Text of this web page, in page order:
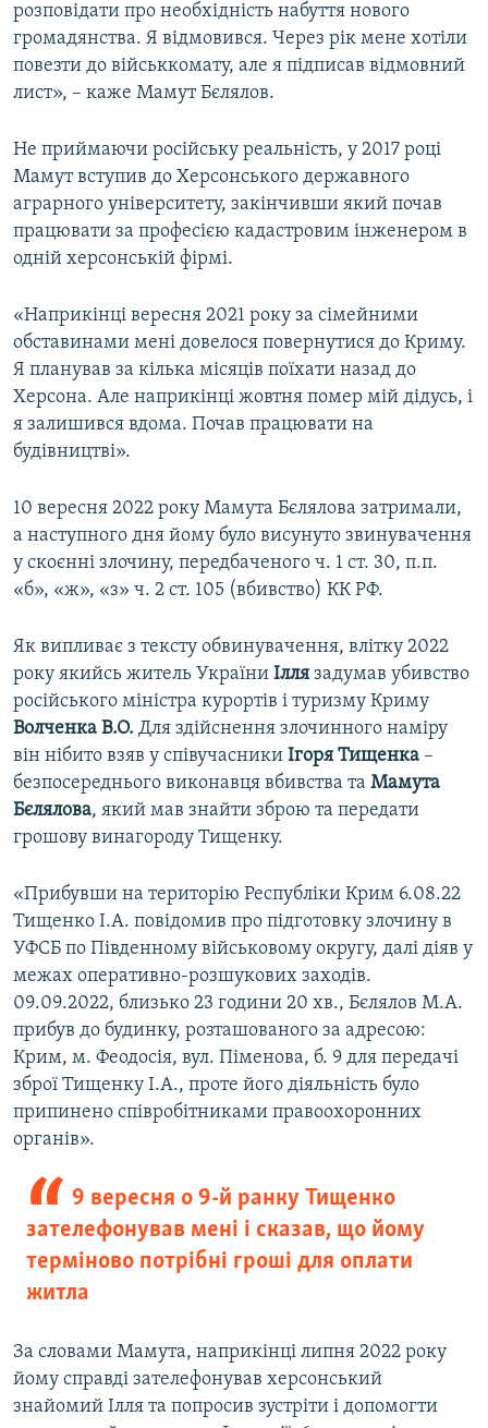
розповідати про необхідність набуття нового
громадянства. Я відмовився. Через рік мене хотіли
повезти до військкомату, але я підписав відмовний
лист», – каже Мамут Бєлялов.
Не приймаючи російську реальність, у 2017 році
Мамут вступив до Херсонського державного
аграрного університету, закінчивши який почав
працювати за професією кадастровим інженером в
одній херсонській фірмі.
«Наприкінці вересня 2021 року за сімейними
обставинами мені довелося повернутися до Криму.
Я планував за кілька місяців поїхати назад до
Херсона. Але наприкінці жовтня помер мій дідусь, і
я залишився вдома. Почав працювати на
будівництві».
10 вересня 2022 року Мамута Бєлялова затримали,
а наступного дня йому було висунуто звинувачення
у скоєнні злочину, передбаченого ч. 1 ст. 30, п.п.
«б», «ж», «з» ч. 2 ст. 105 (вбивство) КК РФ.
Як випливає з тексту обвинувачення, влітку 2022
року якийсь житель України Ілля задумав убивство
російського міністра курортів і туризму Криму
Волченка В.О. Для здійснення злочинного наміру
він нібито взяв у співучасники Ігоря Тищенка –
безпосереднього виконавця вбивства та Мамута
Бєлялова, який мав знайти зброю та передати
грошову винагороду Тищенку.
«Прибувши на територію Республіки Крим 6.08.22
Тищенко І.А. повідомив про підготовку злочину в
УФСБ по Південному військовому округу, далі діяв у
межах оперативно-розшукових заходів.
09.09.2022, близько 23 години 20 хв., Бєлялов М.А.
прибув до будинку, розташованого за адресою:
Крим, м. Феодосія, вул. Піменова, б. 9 для передачі
зброї Тищенку І.А., проте його діяльність було
припинено співробітниками правоохоронних
органів».
9 вересня о 9-й ранку Тищенко
зателефонував мені і сказав, що йому
терміново потрібні гроші для оплати
житла
За словами Мамута, наприкінці липня 2022 року
йому справді зателефонував херсонський
знайомий Ілля та попросив зустріти і допомогти